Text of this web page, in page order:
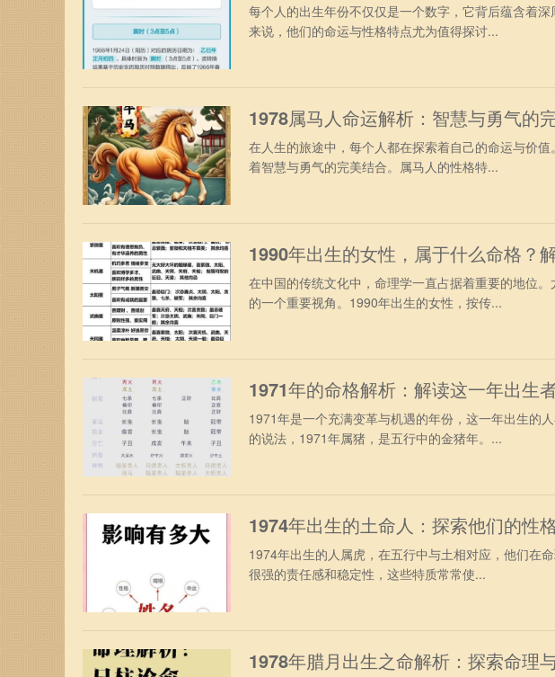
每个人的出生年份不仅仅是一个数字，它背后蕴含着
来说，他们的命运与性格特点尤为值得探讨...
1978属马人命运解析：智慧与勇气的
在人生的旅途中，每个人都在探索着自己的命运与价
着智慧与勇气的完美结合。属马人的性格特...
1990年出生的女性，属于什么命格？
在中国的传统文化中，命理学一直占据着重要的地位
的一个重要视角。1990年出生的女性，按传...
1971年的命格解析：解读这一年出生
1971年是一个充满变革与机遇的年份，这一年出生的
的说法，1971年属猪，是五行中的金猪年。...
1974年出生的土命人：探索他们的性
1974年出生的人属虎，在五行中与土相对应，他们在
很强的责任感和稳定性，这些特质常常使...
1978年腊月出生之命解析：探索命理